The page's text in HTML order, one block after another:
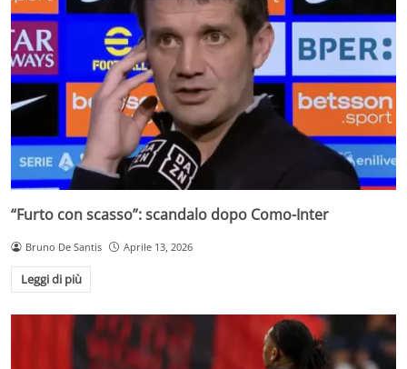
“Furto con scasso”: scandalo dopo Como-Inter
Bruno De Santis Aprile 13, 2026
Leggi di più